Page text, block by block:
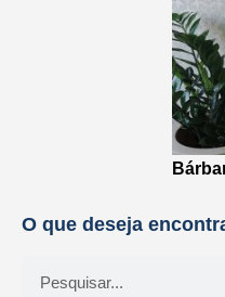
O que deseja